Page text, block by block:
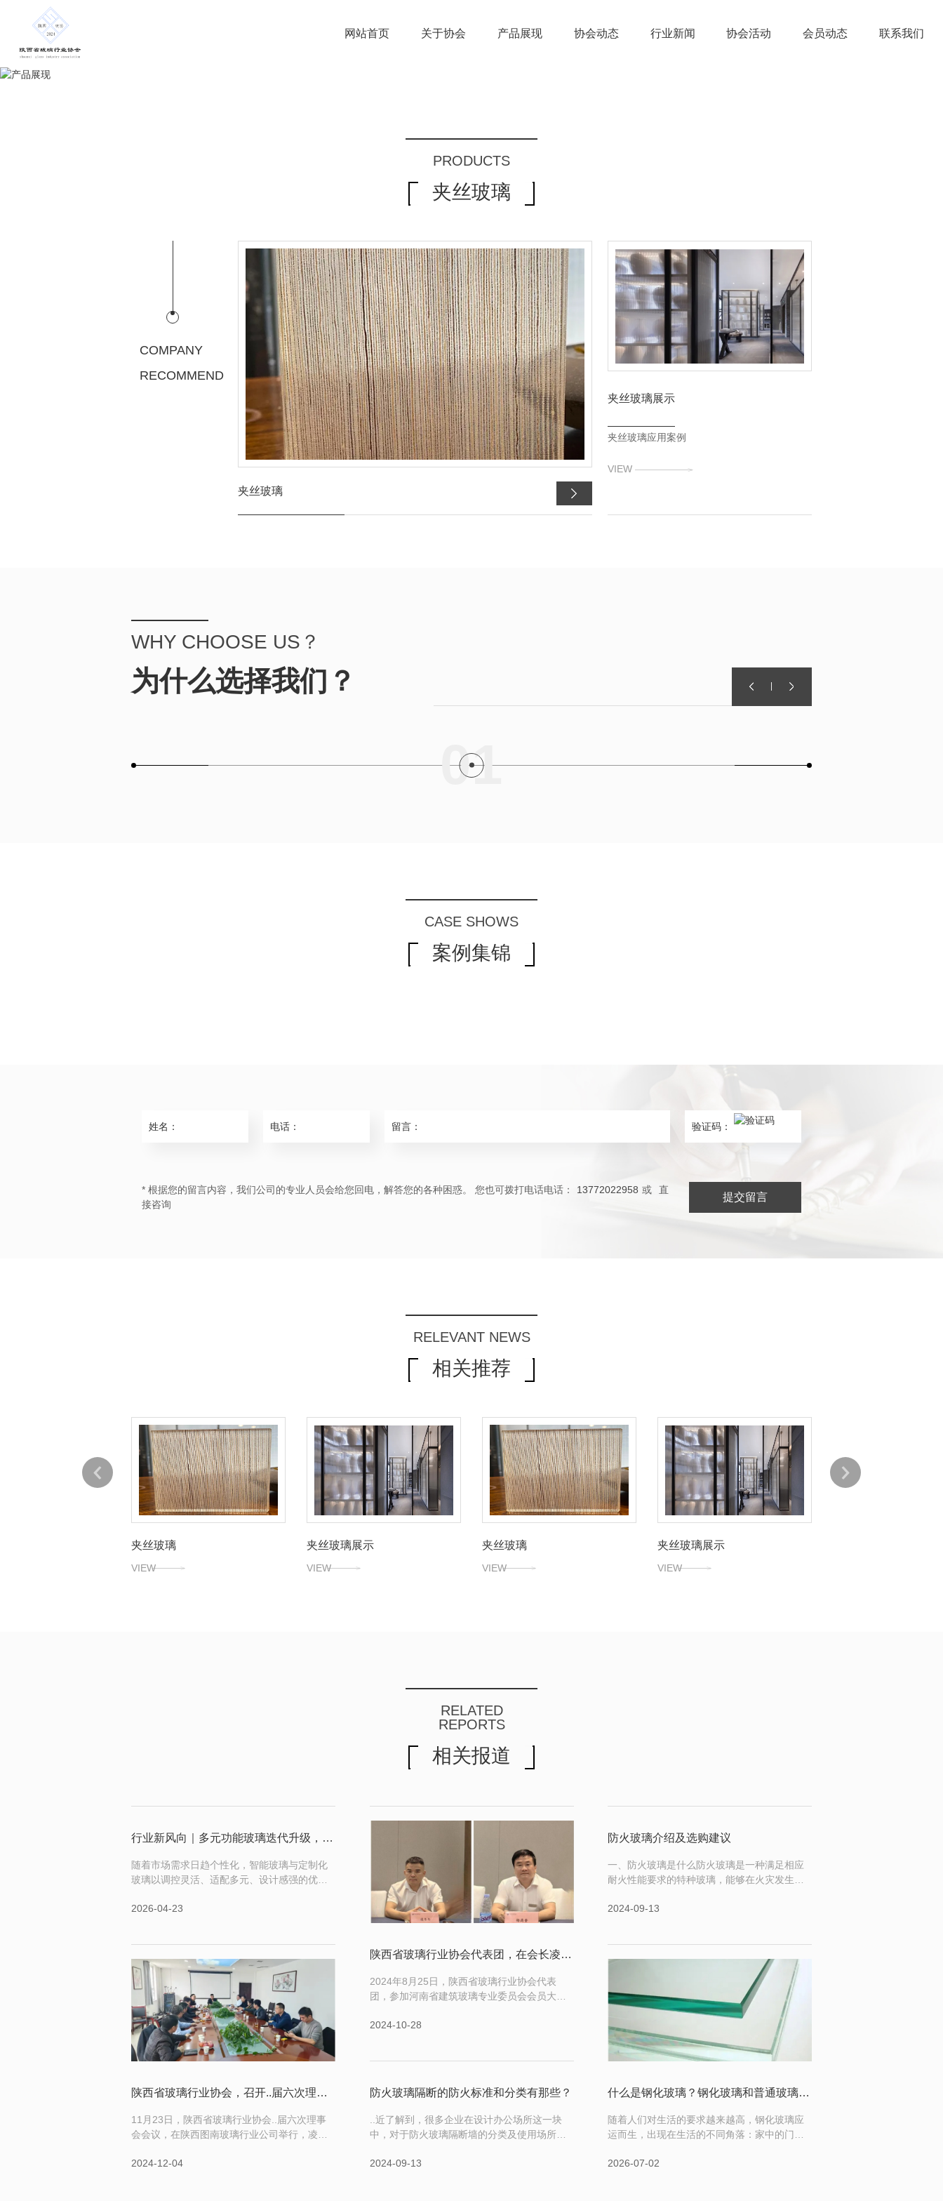
网站首页 关于协会 产品展现 协会动态 行业新闻 协会活动 会员动态 联系我们
PRODUCTS
夹丝玻璃
COMPANY
RECOMMEND
夹丝玻璃
夹丝玻璃展示
夹丝玻璃应用案例
VIEW
WHY CHOOSE US？
为什么选择我们？
01
CASE SHOWS
案例集锦
提交留言
* 根据您的留言内容，我们公司的专业人员会给您回电，解答您的各种困惑。 您也可拨打电话电话： 13772022958 或
直
接咨询
RELEVANT NEWS
相关推荐
夹丝玻璃
VIEW
夹丝玻璃展示
VIEW
夹丝玻璃
VIEW
夹丝玻璃展示
VIEW
RELATED
REPORTS
相关报道
行业新风向｜多元功能玻璃迭代升级，拓展陕西玻璃应用新场景
随着市场需求日趋个性化，智能玻璃与定制化
玻璃以调控灵活、适配多元、设计感强的优
制造的多元需求。调光玻璃可灵活调节透光状
3D 曲面玻璃造型流畅，线条弧度自然，可匹
2026-04-23
陕西省玻璃行业协会，召开..届六次理事会会议。
11月23日，陕西省玻璃行业协会..届六次理事
会会议，在陕西图南玻璃行业公司举行，凌冬
的材料·装备助力玻璃行业发展交流会，进行了
2024-12-04
陕西省玻璃行业协会代表团，在会长凌冬冬的带领下，赴郑州参加河南省建筑玻璃专业委员会会员大会！
2024年8月25日，陕西省玻璃行业协会代表
团，参加河南省建筑玻璃专业委员会会员大
2024-10-28
防火玻璃隔断的防火标准和分类有那些？
..近了解到，很多企业在设计办公场所这一块
中，对于防火玻璃隔断墙的分类及使用场所存
可以应用到任何场所。现实中，这种认知是错
2024-09-13
防火玻璃介绍及选购建议
一、防火玻璃是什么防火玻璃是一种满足相应
耐火性能要求的特种玻璃，能够在火灾发生时
散、阻挡烟气传播等作用，为人员逃生或者等
的防火玻璃产品执行标准为GB 15763
2024-09-13
什么是钢化玻璃？钢化玻璃和普通玻璃有什么不一样？
随着人们对生活的要求越来越高，钢化玻璃应
运而生，出现在生活的不同角落：家中的门窗
璃。那钢化玻璃与普通玻璃的区别在哪里呢？
2026-07-02